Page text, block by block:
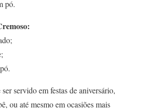
pó.
servido em festas de aniversário,
ou até mesmo em ocasiões mais